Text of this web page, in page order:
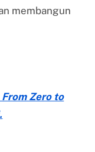
membangun
Zero to